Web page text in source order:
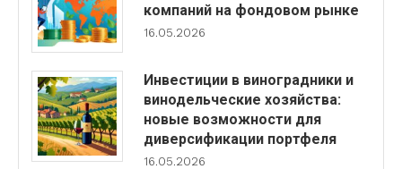
компаний на фондовом рынке
16.05.2026
Инвестиции в виноградники и
винодельческие хозяйства:
новые возможности для
диверсификации портфеля
16.05.2026